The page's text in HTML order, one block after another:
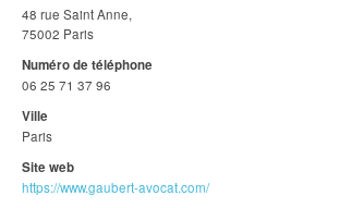
48 rue Saint Anne,
75002 Paris
Numéro de téléphone
06 25 71 37 96
Ville
Paris
Site web
https://www.gaubert-avocat.com/